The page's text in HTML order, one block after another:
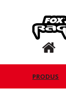
Rage
RO
PRODUS